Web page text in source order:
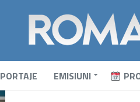
EMISIUNI